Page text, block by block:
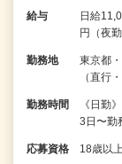
給与
日給
円（夜勤
勤務地
東京都
（直行
勤務時間
《日勤
3日〜勤
応募資格 18歳以